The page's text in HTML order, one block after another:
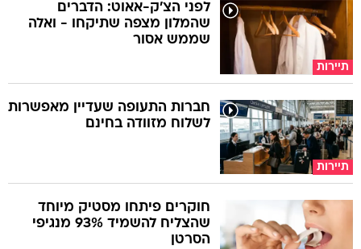
תיירות
לפני הצ'ק-אאוט: הדברים
שהמלון מצפה שתיקחו - ואלה
שממש אסור
תיירות
חברות התעופה שעדיין מאפשרות
לשלוח מזוודה בחינם
חוקרים פיתחו מסטיק מיוחד
שהצליח להשמיד 93% מנגיפי
הסרטן